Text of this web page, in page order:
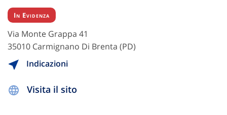
In Evidenza
Via Monte Grappa 41
35010 Carmignano Di Brenta (PD)
Indicazioni
Visita il sito